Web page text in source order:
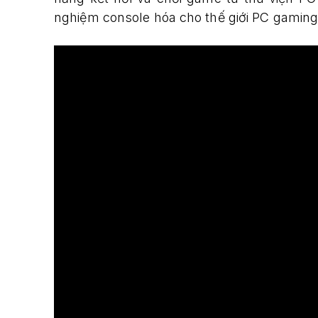
nghiệm console hóa cho thế giới PC